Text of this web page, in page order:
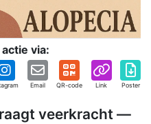
via:
Email QR-code Link Poster
veerkracht —